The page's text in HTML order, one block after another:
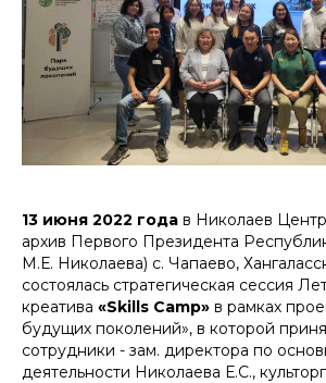
13 июня 2022 года в Николаев
архив Первого Президента
М.Е. Николаева) с. Чапаево,
состоялась стратегическая сессия
креатива «Skills Camp» в рамках
будущих поколений», в которой
сотрудники - зам. директора по
деятельности Николаева Е.С.,